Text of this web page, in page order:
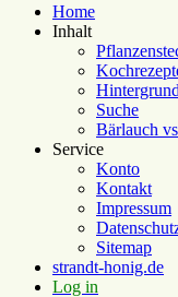
Home
Inhalt
Suche
Bärlauch
Service
Konto
Kontakt
Impressum
Sitemap
strandt-honig.de
Log in